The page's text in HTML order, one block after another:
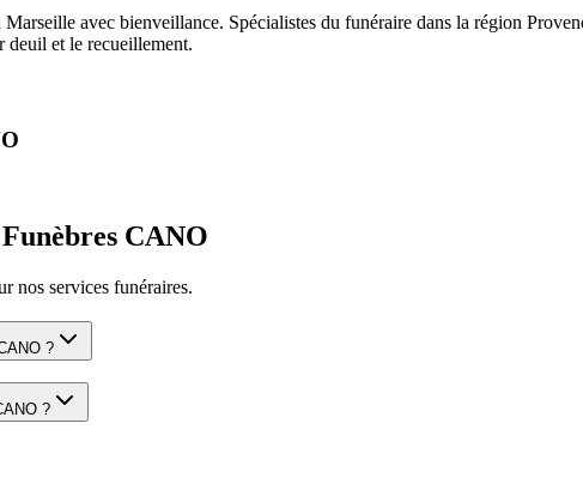
avec bienveillance. Spécialistes du funéraire dans la région
deuil et le recueillement.
CANO
nos services funéraires.
?
?